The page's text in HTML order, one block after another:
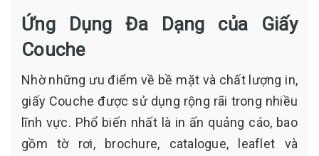
Ứng Dụng Đa Dạng của Giấy
Couche
Nhờ những ưu điểm về bề mặt và chất lượng in,
giấy Couche được sử dụng rộng rãi trong nhiều
lĩnh vực. Phổ biến nhất là in ấn quảng cáo, bao
gồm tờ rơi, brochure, catalogue, leaflet và